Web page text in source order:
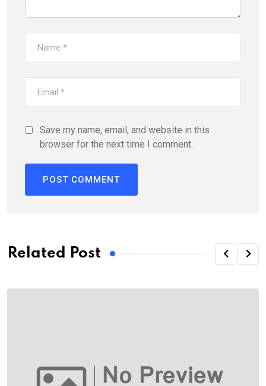
Save my name, email, and website in this
browser for the next time I comment.
Related Post